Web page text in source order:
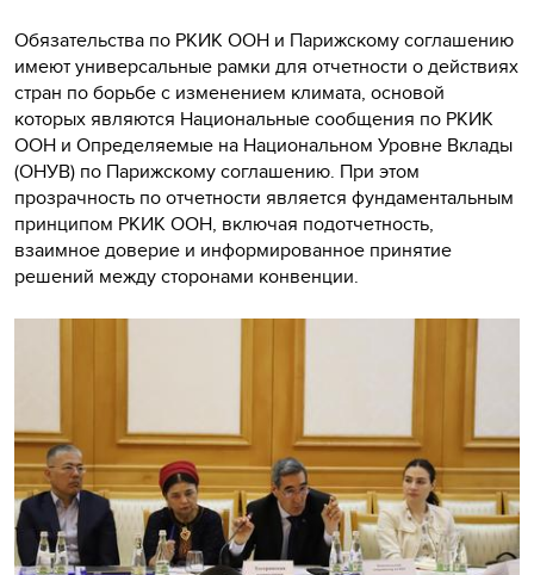
Обязательства по РКИК ООН и Парижскому соглашению
имеют универсальные рамки для отчетности о действиях
стран по борьбе с изменением климата, основой
которых являются Национальные сообщения по РКИК
ООН и Определяемые на Национальном Уровне Вклады
(ОНУВ) по Парижскому соглашению. При этом
прозрачность по отчетности является фундаментальным
принципом РКИК ООН, включая подотчетность,
взаимное доверие и информированное принятие
решений между сторонами конвенции.